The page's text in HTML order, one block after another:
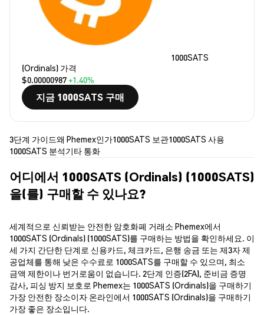
1000SATS
(Ordinals) 가격
$0.00000987+1.40%
지금 1000SATS 구매
3단계 가이드왜 Phemex인가1000SATS 보관1000SATS 사용
1000SATS 분석기타 통화
어디에서 1000SATS (Ordinals) (1000SATS)
을(를) 구매할 수 있나요?
세계적으로 신뢰받는 안전한 암호화폐 거래소 Phemex에서
1000SATS (Ordinals) (1000SATS)를 구매하는 방법을 확인하세요. 이
세 가지 간단한 단계로 신용카드, 체크카드, 은행 송금 또는 제3자 제
공업체를 통해 낮은 수수료로 1000SATS를 구매할 수 있으며, 최소
금액 제한이나 번거로움이 없습니다. 2단계 인증(2FA), 준비금 증명
감사, 피싱 방지 보호로 Phemex는 1000SATS (Ordinals)을 구매하기
가장 안전한 장소이자 온라인에서 1000SATS (Ordinals)을 구매하기
가장 좋은 장소입니다.